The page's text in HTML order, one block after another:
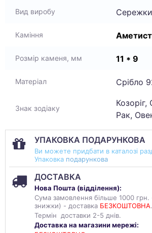
Вид виробу Сережки
Каміння Аметист
Розмір каменя, мм 11 * 9
Матеріал Срібло
Знак зодіаку
Козоріг,
Рак,
УПАКОВКА ПОДАРУНКОВА
Ви можете придбати в каталозі
Упаковка подарункова
ДОСТАВКА
Нова Пошта (відділення):
Сума замовлення більше 1000 грн.
знижки) - доставка БЕЗКОШТОВНА.
Термін доставки 2-5 днів.
Доставка на магазини мережі: